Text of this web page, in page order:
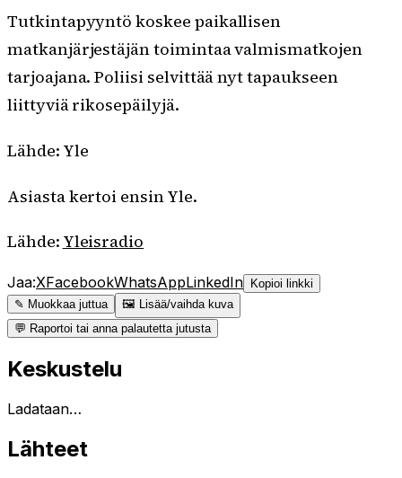
Tutkintapyyntö koskee paikallisen
matkanjärjestäjän toimintaa valmismatkojen
tarjoajana. Poliisi selvittää nyt tapaukseen
liittyviä rikosepäilyjä.
Lähde: Yle
Asiasta kertoi ensin Yle.
Lähde: Yleisradio
Jaa:XFacebookWhatsAppLinkedIn
Kopioi linkki
✎ Muokkaa juttua
🖼 Lisää/vaihda kuva
💬 Raportoi tai anna palautetta jutusta
Keskustelu
Ladataan…
Lähteet